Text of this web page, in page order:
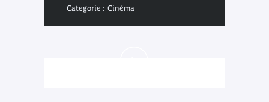
Categorie : Cinéma